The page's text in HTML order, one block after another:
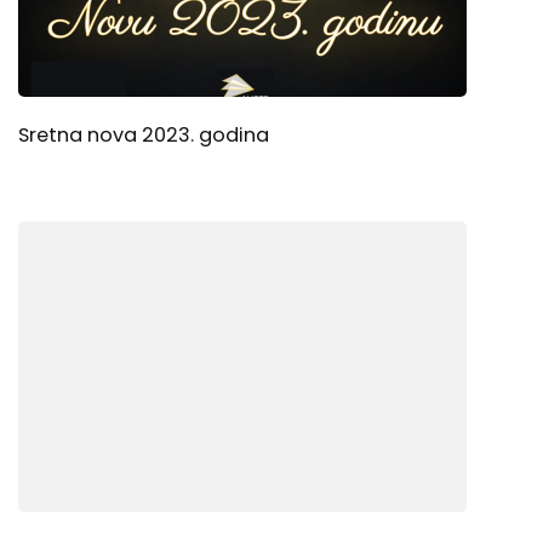
Sretna nova 2023. godina